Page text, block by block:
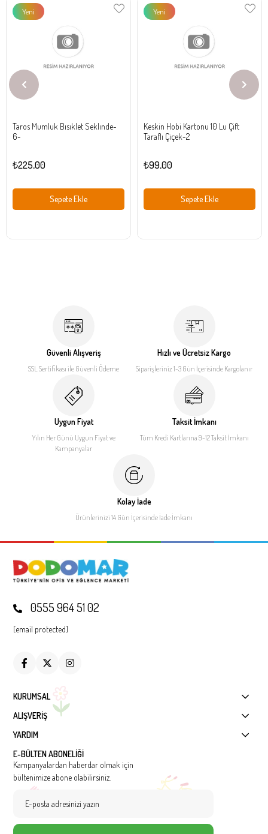
Taros Mumluk Bısıklet Seklınde-
6-
₺225,00
Sepete Ekle
Yeni
Keskin Hobi Kartonu 10 Lu Çift
Taraflı Çiçek-2
₺99,00
Sepete Ekle
Yeni
Güvenli Alışveriş
SSL Sertifikası ile Güvenli Ödeme
Hızlı ve Ücretsiz Kargo
Siparişleriniz 1-3 Gün İçerisinde Kargolanır
Uygun Fiyat
Yılın Her Günü Uygun Fiyatve
Kampanyalar
Taksit İmkanı
Tüm Kredi Kartlarına 9-12Taksit İmkanı
Kolay İade
Ürünlerinizi 14 Gün İçerisinde İade İmkanı
0555 964 51 02
[email protected]
KURUMSAL
ALIŞVERİŞ
YARDIM
E-BÜLTEN ABONELİĞİ
Kampanyalardan haberdar olmak için
bültenimize abone olabilirsiniz.